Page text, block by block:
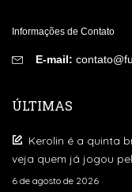
Informações de Contato
E-mail:
ÚLTIMAS
Kerolin é a quinta
veja quem já jogou
6 de agosto de 2026